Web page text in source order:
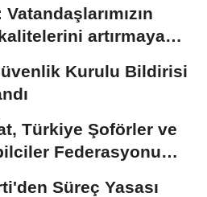
artırmaya
Kurulu Bildirisi
Türkiye Şoförler ve
Federasyonu
Yiğiner...
Süreç Yasası